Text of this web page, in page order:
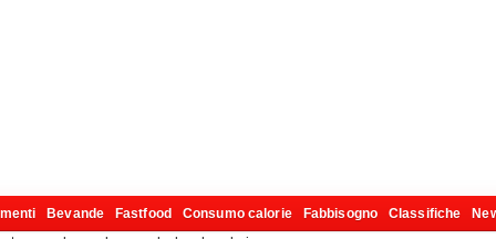
Bevande Fastfood Consumo calorie Fabbisogno Classifiche